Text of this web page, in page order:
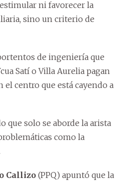
ni favorecer la
sino un criterio de
de ingeniería que
Satí o Villa Aurelia pagan
el centro que está cayendo a
que solo se aborde la arista
como la
Callizo (PPQ) apuntó que la